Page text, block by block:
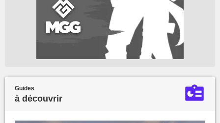
Guides
à découvrir